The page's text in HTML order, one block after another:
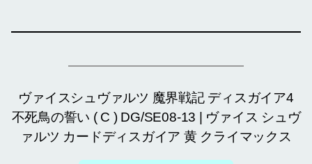
ヴァイスシュヴァルツ 魔界戦記 ディスガイア4
不死鳥の誓い ( C ) DG/SE08-13 | ヴァイス シュヴ
ァルツ カードディスガイア 黄 クライマックス